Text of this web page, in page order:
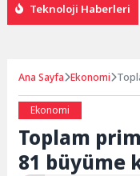
Teknoloji Haberleri
Ana Sayfa Ekonomi
Ekonomi
Toplam
81 büyüme